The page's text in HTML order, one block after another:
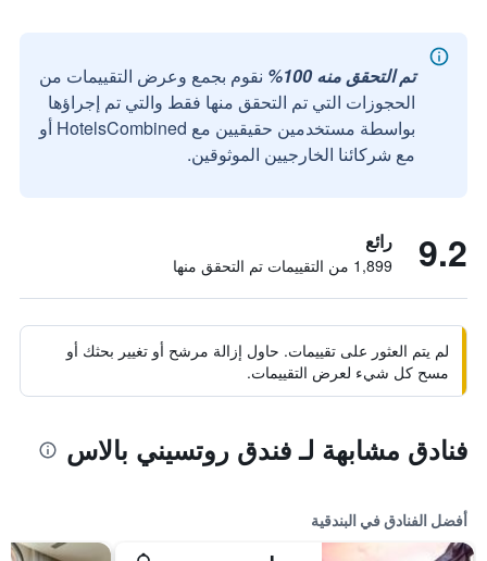
تم التحقق منه 100%
نقوم بجمع وعرض التقييمات من
الحجوزات التي تم التحقق منها فقط والتي تم إجراؤها
بواسطة مستخدمين حقيقيين مع HotelsCombined أو
مع شركائنا الخارجيين الموثوقين.
9.2 رائع
1,899 من التقييمات تم التحقق منها
لم يتم العثور على تقييمات. حاول إزالة مرشح أو تغيير بحثك أو
مسح كل شيء لعرض التقييمات.
فنادق مشابهة لـ فندق روتسيني بالاس
أفضل الفنادق في البندقية